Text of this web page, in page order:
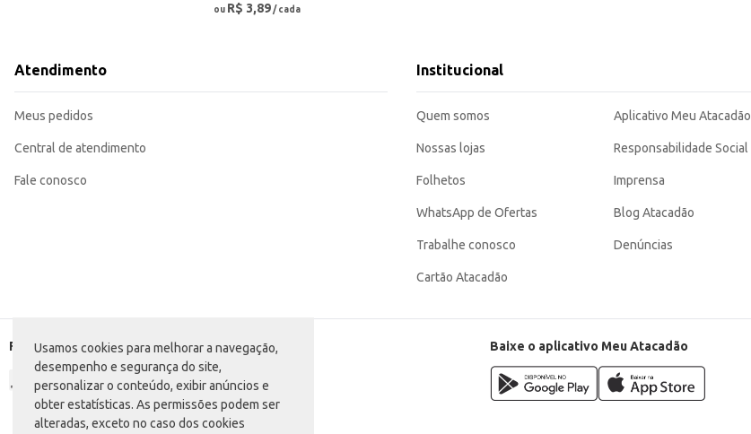
Usamos cookies para melhorar a navegação,
desempenho e segurança do site,
personalizar o conteúdo, exibir anúncios e
obter estatísticas. As permissões podem ser
alteradas, exceto no caso dos cookies
ou R$ 3,89/ cada
Atendimento
Meus pedidos
Central de atendimento
Fale conosco
Institucional
Quem somos
Nossas lojas
Folhetos
WhatsApp de Ofertas
Trabalhe conosco
Cartão Atacadão
Aplicativo Meu Atacadão
Responsabilidade Social
Imprensa
Blog Atacadão
Denúncias
Formas de pagamento Baixe o aplicativo Meu Atacadão